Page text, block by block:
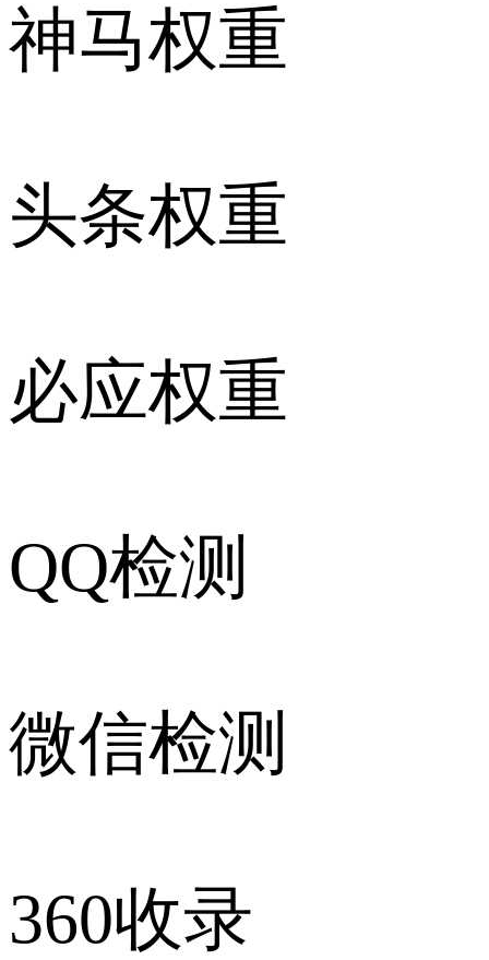
神马权重
头条权重
必应权重
QQ检测
微信检测
360收录